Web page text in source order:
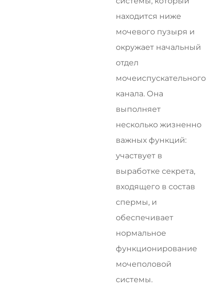
находится ниже
мочевого пузыря и
окружает начальный
отдел
мочеиспускательного
канала. Она
выполняет
несколько жизненно
важных функций:
участвует в
выработке секрета,
входящего в состав
спермы, и
обеспечивает
нормальное
функционирование
мочеполовой
системы.